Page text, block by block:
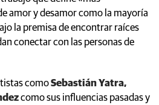
amor y desamor como la mayoría
la premisa de encontrar raíces
conectar con las personas de
comoSebastián Yatra,
como sus influencias pasadas y